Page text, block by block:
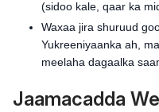
(sidoo kale, qaar ka
Waxaa jira shuruud
Yukreeniyaanka ah,
meelaha dagaalka
Jaamacadda